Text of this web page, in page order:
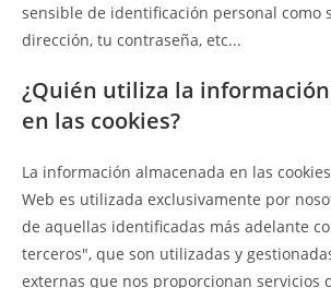
sensible de identificación personal como
dirección, tu contraseña, etc...
¿Quién utiliza la
en las cookies?
La información almacenada en las
Web es utilizada exclusivamente por
de aquellas identificadas más adelante
terceros", que son utilizadas y
externas que nos proporcionan servicios